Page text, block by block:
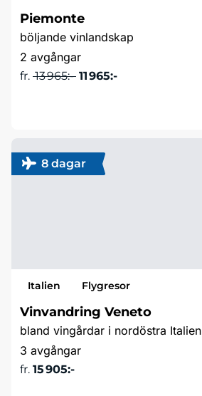
Piemonte
böljande vinlandskap
2 avgångar
fr. 13 965:- 11 965:-
8 dagar
Italien Flygresor
Vinvandring Veneto
bland vingårdar i nordöstra Italien
3 avgångar
fr. 15 905:-